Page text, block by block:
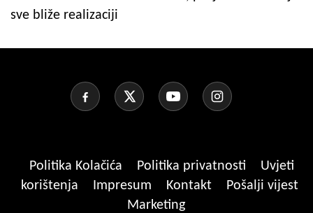
sve bliže realizaciji
Politika Kolačića Politika privatnosti
Uvjeti
korištenja
Impresum Kontakt
Pošalji vijest
Marketing